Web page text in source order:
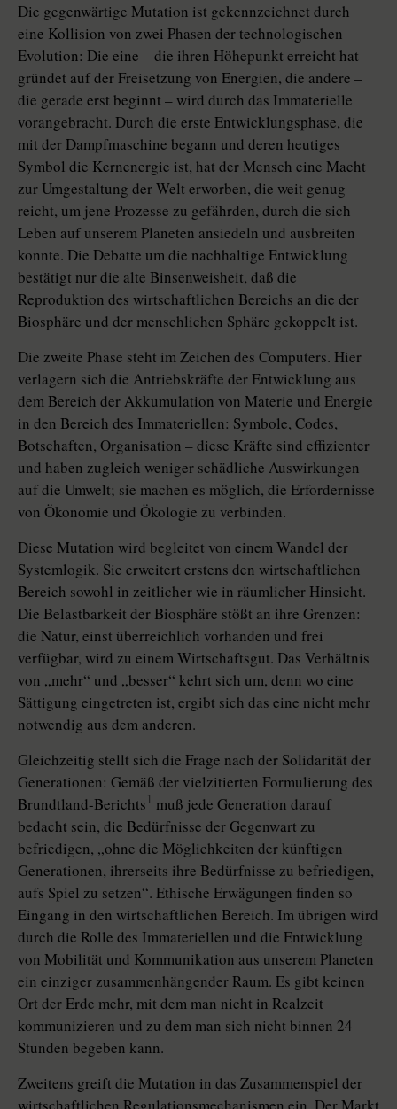
Die gegenwärtige Mutation ist gekennzeichnet durch
eine Kollision von zwei Phasen der technologischen
Evolution: Die eine – die ihren Höhepunkt erreicht hat –
gründet auf der Freisetzung von Energien, die andere –
die gerade erst beginnt – wird durch das Immaterielle
vorangebracht. Durch die erste Entwicklungsphase, die
mit der Dampfmaschine begann und deren heutiges
Symbol die Kernenergie ist, hat der Mensch eine Macht
zur Umgestaltung der Welt erworben, die weit genug
reicht, um jene Prozesse zu gefährden, durch die sich
Leben auf unserem Planeten ansiedeln und ausbreiten
konnte. Die Debatte um die nachhaltige Entwicklung
bestätigt nur die alte Binsenweisheit, daß die
Reproduktion des wirtschaftlichen Bereichs an die der
Biosphäre und der menschlichen Sphäre gekoppelt ist.
Die zweite Phase steht im Zeichen des Computers. Hier
verlagern sich die Antriebskräfte der Entwicklung aus
dem Bereich der Akkumulation von Materie und Energie
in den Bereich des Immateriellen: Symbole, Codes,
Botschaften, Organisation – diese Kräfte sind effizienter
und haben zugleich weniger schädliche Auswirkungen
auf die Umwelt; sie machen es möglich, die Erfordernisse
von Ökonomie und Ökologie zu verbinden.
Diese Mutation wird begleitet von einem Wandel der
Systemlogik. Sie erweitert erstens den wirtschaftlichen
Bereich sowohl in zeitlicher wie in räumlicher Hinsicht.
Die Belastbarkeit der Biosphäre stößt an ihre Grenzen:
die Natur, einst überreichlich vorhanden und frei
verfügbar, wird zu einem Wirtschaftsgut. Das Verhältnis
von „mehr“ und „besser“ kehrt sich um, denn wo eine
Sättigung eingetreten ist, ergibt sich das eine nicht mehr
notwendig aus dem anderen.
Gleichzeitig stellt sich die Frage nach der Solidarität der
Generationen: Gemäß der vielzitierten Formulierung des
Brundtland-Berichts 1 muß jede Generation darauf
bedacht sein, die Bedürfnisse der Gegenwart zu
befriedigen, „ohne die Möglichkeiten der künftigen
Generationen, ihrerseits ihre Bedürfnisse zu befriedigen,
aufs Spiel zu setzen“. Ethische Erwägungen finden so
Eingang in den wirtschaftlichen Bereich. Im übrigen wird
durch die Rolle des Immateriellen und die Entwicklung
von Mobilität und Kommunikation aus unserem Planeten
ein einziger zusammenhängender Raum. Es gibt keinen
Ort der Erde mehr, mit dem man nicht in Realzeit
kommunizieren und zu dem man sich nicht binnen 24
Stunden begeben kann.
Zweitens greift die Mutation in das Zusammenspiel der